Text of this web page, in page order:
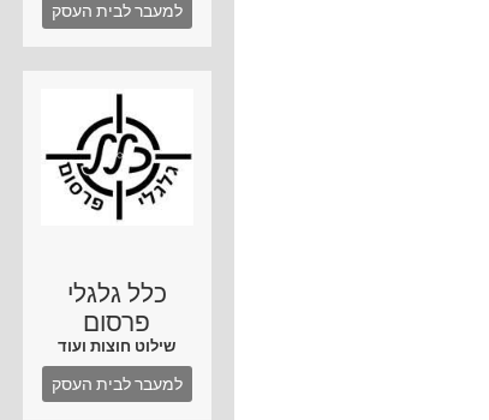
למעבר לבית העסק
כלל גלגלי
פרסום
שילוט חוצות ועוד
למעבר לבית העסק